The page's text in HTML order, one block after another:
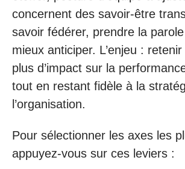
concernent des savoir-être
savoir fédérer, prendre la
mieux anticiper. L’enjeu :
plus d’impact sur la
tout en restant fidèle à la
l’organisation.
Pour sélectionner les axes les
appuyez-vous sur ces leviers :